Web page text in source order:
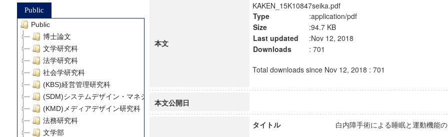
Public
Public
博士論文
文学研究科
法学研究科
社会学研究科
(KBS)経営管理研究科
(SDM)システムデザイン・マネジメント研究科
(KMD)メディアデザイン研究科
法務研究科
文学部
本文
KAKEN_15K10847seika.pdf
Type
:application/pdf
Size
:94.7 KB
Last updated
:Nov 12, 2018
Downloads
: 701
Total downloads since Nov 12, 2018 : 701
本文公開日
タイトル 白内障手術による睡眠と運動機能